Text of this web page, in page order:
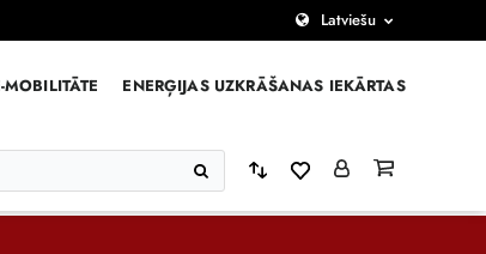
Latviešu
MOBILITĀTE ENERĢIJAS UZKRĀŠANAS IEKĀRTAS